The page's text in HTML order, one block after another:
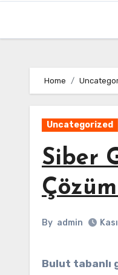
Home
Uncategorized
Siber
By admin
Bulut